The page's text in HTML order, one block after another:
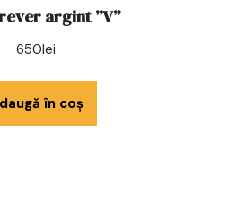
argint ”V”
650lei
în coș